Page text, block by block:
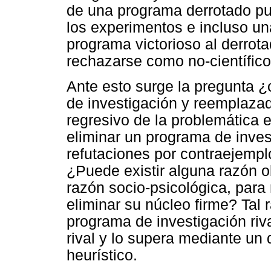
de una programa derrotado
los experimentos e incluso
programa victorioso al
rechazarse como no-
Ante esto surge la pregunta
de investigación y
regresivo de la problemática
eliminar un programa de
refutaciones por
¿Puede existir alguna razón
razón socio-psicológica,
eliminar su núcleo firme? Tal
programa de investigación
rival y lo supera mediante un
heurístico.